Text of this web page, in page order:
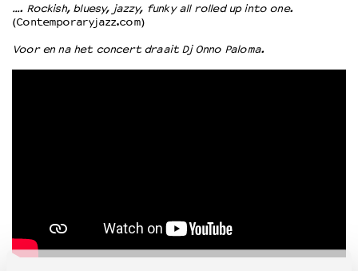
…. Rockish, bluesy, jazzy, funky all rolled up into one.
(Contemporaryjazz.com)
Voor en na het concert draait Dj Onno Paloma.